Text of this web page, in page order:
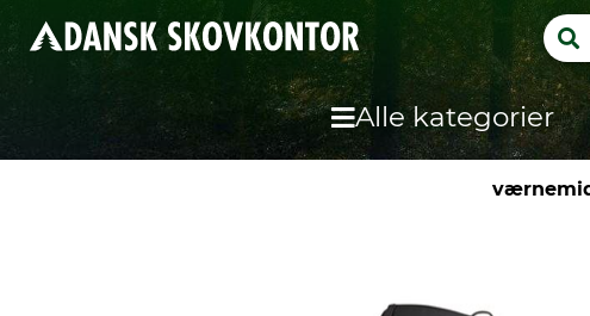
Alle kategorier